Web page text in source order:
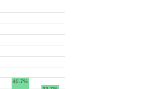
40.7%